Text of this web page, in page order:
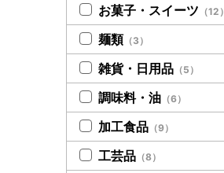
お菓子・スイーツ （12）
麺類 （3）
雑貨・日用品 （5）
調味料・油 （6）
加工食品 （9）
工芸品 （8）